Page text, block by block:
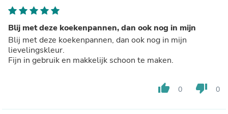
Blij met deze koekenpannen, dan ook nog in mijn
Blij met deze koekenpannen, dan ook nog in mijn
lievelingskleur.
Fijn in gebruik en makkelijk schoon te maken.
thumb_up 0 thumb_down 0